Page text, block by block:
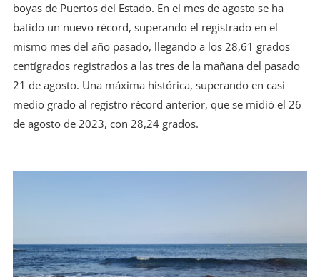
boyas de Puertos del Estado. En el mes de agosto se ha
batido un nuevo récord, superando el registrado en el
mismo mes del año pasado, llegando a los 28,61 grados
centígrados registrados a las tres de la mañana del pasado
21 de agosto. Una máxima histórica, superando en casi
medio grado al registro récord anterior, que se midió el 26
de agosto de 2023, con 28,24 grados.